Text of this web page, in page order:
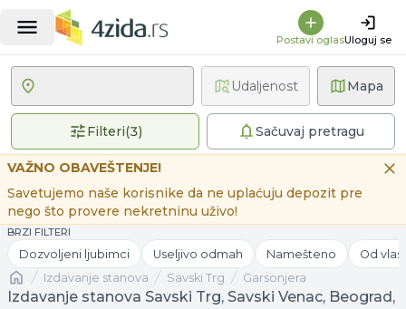
Postavi oglasUloguj se
Mapa
Filteri(3)3 primenjena filteraSačuvaj pretragu
Udaljenost
VAŽNO OBAVEŠTENJE!
Savetujemo naše korisnike da ne uplaćuju depozit pre
nego što provere nekretninu uživo!
BRZI FILTERI
Dozvoljeni ljubimci Useljivo odmah Namešteno Od
Naslovnaizdavanje stanova Savski Trg Garsonjera
Izdavanje stanova Savski Trg, Savski Venac, Beograd,